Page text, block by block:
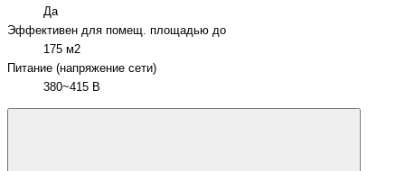
Да
Эффективен для помещ. площадью до
175 м2
Питание (напряжение сети)
380~415 В